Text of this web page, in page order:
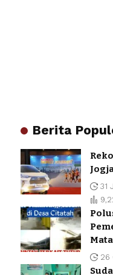
Berita
31
Mata
26